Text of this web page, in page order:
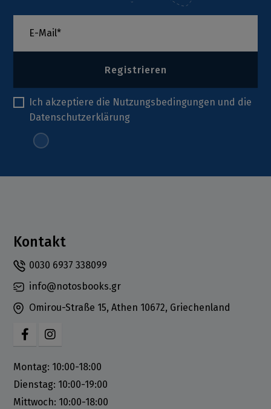
Registrieren
Ich akzeptiere die Nutzungsbedingungen und die
Datenschutzerklärung
Kontakt
0030 6937 338099
info@notosbooks.gr
Omirou-Straße 15, Athen 10672, Griechenland
Montag: 10:00-18:00
Dienstag: 10:00-19:00
Mittwoch: 10:00-18:00